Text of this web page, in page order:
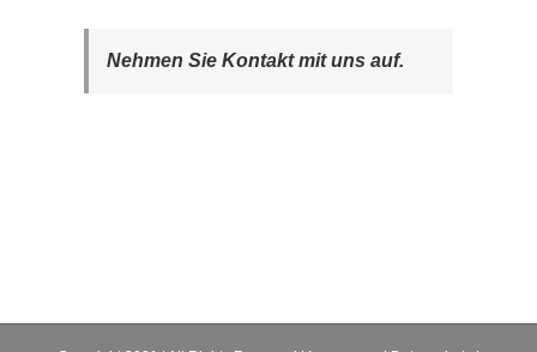
Nehmen Sie Kontakt mit uns auf.